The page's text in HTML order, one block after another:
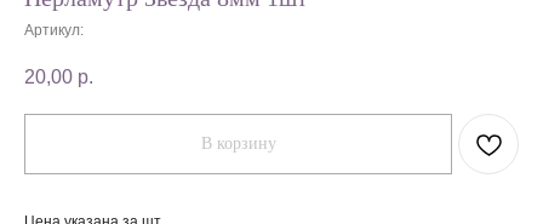
Артикул:
20,00 р.
В корзину